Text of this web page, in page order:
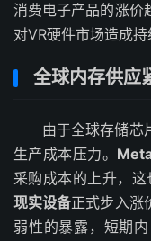
消费电子产品的涨价
对VR硬件市场造成持
全球内存供应
由于全球存储芯
生产成本压力。
采购成本的上升，
现实设备正式步入涨
弱性的暴露，短期